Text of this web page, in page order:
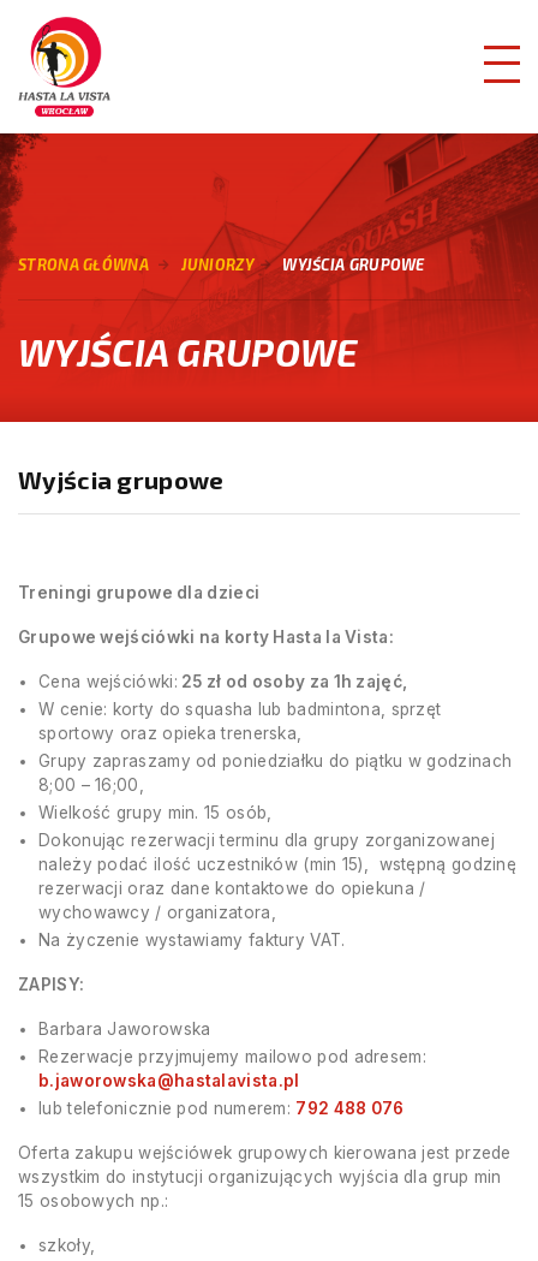
STRONA GŁÓWNA JUNIORZY WYJŚCIA GRUPOWE
WYJŚCIA GRUPOWE
Wyjścia grupowe
Treningi grupowe dla dzieci
Grupowe wejściówki na korty Hasta la Vista:
Cena wejściówki: 25 zł od osoby za 1h zajęć,
W cenie: korty do squasha lub badmintona, sprzęt
sportowy oraz opieka trenerska,
Grupy zapraszamy od poniedziałku do piątku w godzinach
8;00 – 16;00,
Wielkość grupy min. 15 osób,
Dokonując rezerwacji terminu dla grupy zorganizowanej
należy podać ilość uczestników (min 15), wstępną godzinę
rezerwacji oraz dane kontaktowe do opiekuna /
wychowawcy / organizatora,
Na życzenie wystawiamy faktury VAT.
ZAPISY:
Barbara Jaworowska
Rezerwacje przyjmujemy mailowo pod adresem:
b.jaworowska@hastalavista.pl
lub telefonicznie pod numerem: 792 488 076
Oferta zakupu wejściówek grupowych kierowana jest przede
wszystkim do instytucji organizujących wyjścia dla grup min
15 osobowych np.:
szkoły,